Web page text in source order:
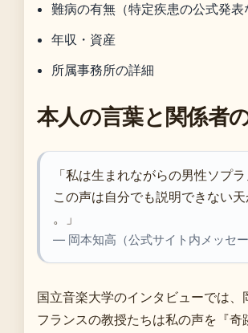
難病の有無（特定疾患の公式発表
年収・資産
所属事務所の詳細
本人の言葉と関係者
「私は生まれながらの男性ソプラ
この声は自分でも説明できない
。」
— 岡本知高（公式サイト内メッセー
国立音楽大学のインタビューでは
フランスの教授たちは私の声を『奇